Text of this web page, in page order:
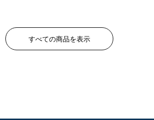
すべての商品を表示